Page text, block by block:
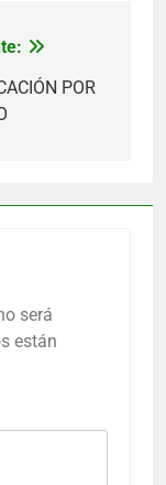
POR
será
están